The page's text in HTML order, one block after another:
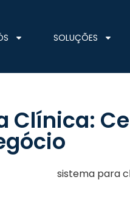
SOLUÇÕES
Clínica: